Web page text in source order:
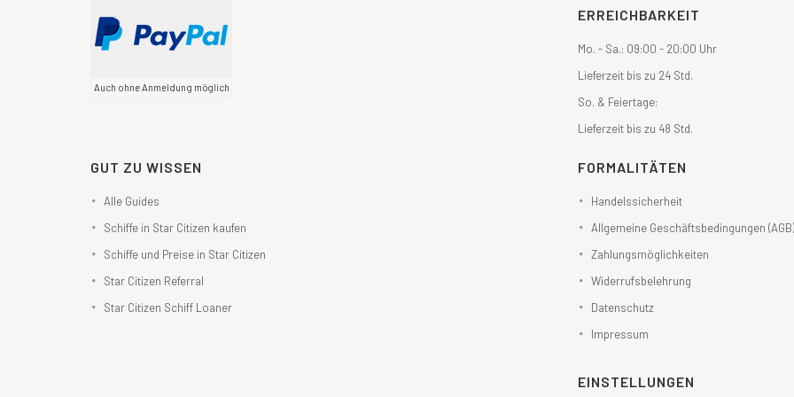
Auch ohne Anmeldung möglich
ERREICHBARKEIT
Mo. - Sa.: 09:00 - 20:00 Uhr
Lieferzeit bis zu 24 Std.
So. & Feiertage:
Lieferzeit bis zu 48 Std.
GUT ZU WISSEN
Alle Guides
Schiffe in Star Citizen kaufen
Schiffe und Preise in Star Citizen
Star Citizen Referral
Star Citizen Schiff Loaner
FORMALITÄTEN
Handelssicherheit
Allgemeine Geschäftsbedingungen (AGB)
Zahlungsmöglichkeiten
Widerrufsbelehrung
Datenschutz
Impressum
EINSTELLUNGEN